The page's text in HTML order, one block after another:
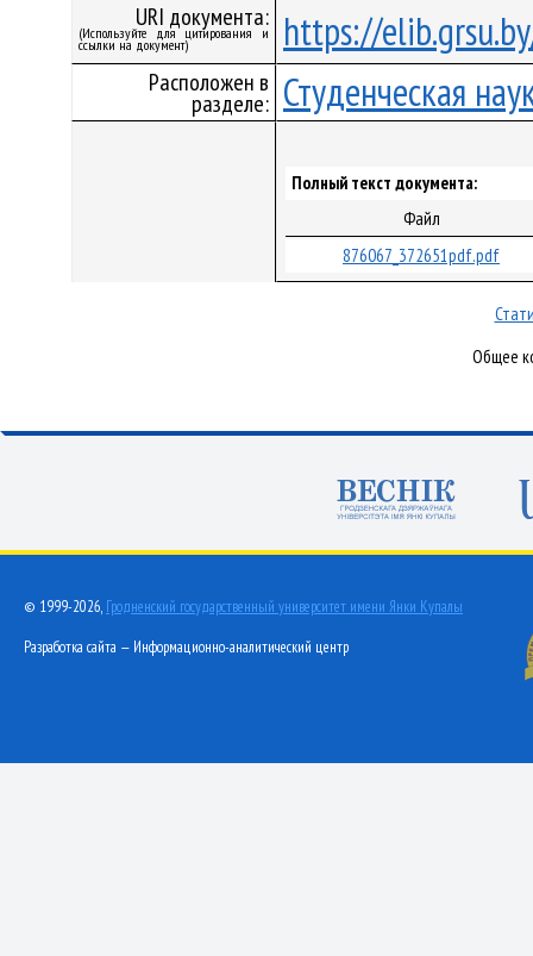
URI документа:
(Используйте для цитирования и
ссылки на документ) https://
Расположен в
разделе: Студенческая
Полный текст документа:
Файл
876067_372651pdf.pdf
Общее
© 1999-2026, Гродненский государственный университет имени Янки Купалы
Разработка сайта — Информационно-аналитический центр